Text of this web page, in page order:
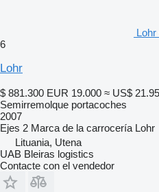
6
Lohr
$ 881.300 EUR 19.000 ≈ US$
Semirremolque portacoches
2007
Ejes 2 Marca de la carrocería Lohr
Lituania, Utena
UAB Bleiras logistics
Contacte con el vendedor